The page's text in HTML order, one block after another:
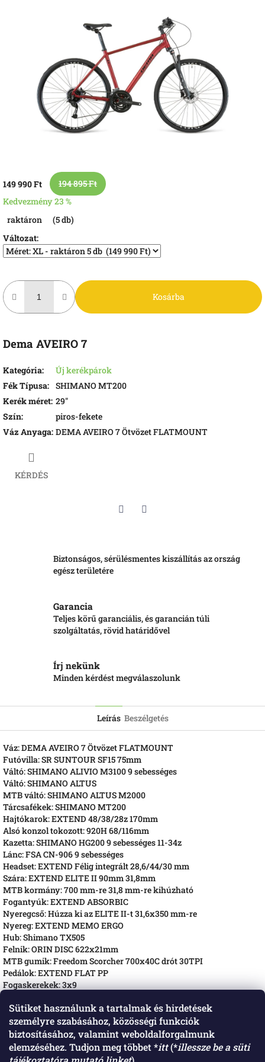
Sütiket használunk a tartalmak és hirdetések
személyre szabásához, közösségi funkciók
biztosításához, valamint weboldalforgalmunk
elemzéséhez. Tudjon meg többet *itt(*illessze be a süti
149 990 Ft
194 895 Ft
Kedvezmény 23 %
raktáron
(5 db)
Változat:
Kosárba
Dema AVEIRO 7
Kategória:
Új kerékpárok
Fék Típusa: SHIMANO MT200
Kerék méret: 29"
Szín:
piros-fekete
Váz Anyaga: DEMA AVEIRO 7 Ötvözet FLATMOUNT
KÉRDÉS
Biztonságos, sérülésmentes kiszállítás az ország
egész területére
Garancia
Teljes körű garanciális, és garancián túli
szolgáltatás, rövid határidővel
Írj nekünk
Minden kérdést megválaszolunk
Leírás Beszélgetés
Váz: DEMA AVEIRO 7 Ötvözet FLATMOUNT
Futóvilla: SR SUNTOUR SF15 75mm
Váltó: SHIMANO ALIVIO M3100 9 sebességes
Váltó: SHIMANO ALTUS
MTB váltó: SHIMANO ALTUS M2000
Tárcsafékek: SHIMANO MT200
Hajtókarok: EXTEND 48/38/28z 170mm
Alsó konzol tokozott: 920H 68/116mm
Kazetta: SHIMANO HG200 9 sebességes 11-34z
Lánc: FSA CN-906 9 sebességes
Headset: EXTEND Félig integrált 28,6/44/30 mm
Szára: EXTEND ELITE II 90mm 31,8mm
MTB kormány: 700 mm-re 31,8 mm-re kihúzható
Fogantyúk: EXTEND ABSORBIC
Nyeregcső: Húzza ki az ELITE II-t 31,6x350 mm-re
Nyereg: EXTEND MEMO ERGO
Hub: Shimano TX505
Felnik: ORIN DISC 622x21mm
MTB gumik: Freedom Scorcher 700x40C drót 30TPI
Pedálok: EXTEND FLAT PP
Fogaskerekek: 3x9